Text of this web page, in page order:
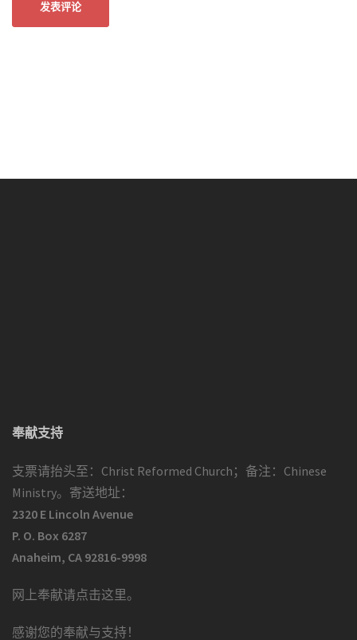
奉献支持
支票请抬头至：Christ Reformed Church；备注：Chinese
Ministry。寄送地址：
2320 E Lincoln Avenue
P. O. Box 6287
Anaheim, CA 92816-9998
网上奉献请点击这里。
感谢您的奉献与支持！